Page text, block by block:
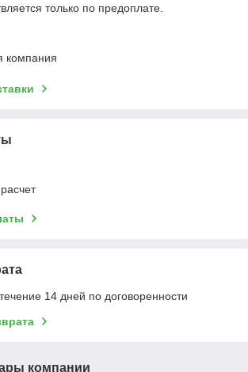
только по предоплате.
компания
14 дней по договоренности
компании